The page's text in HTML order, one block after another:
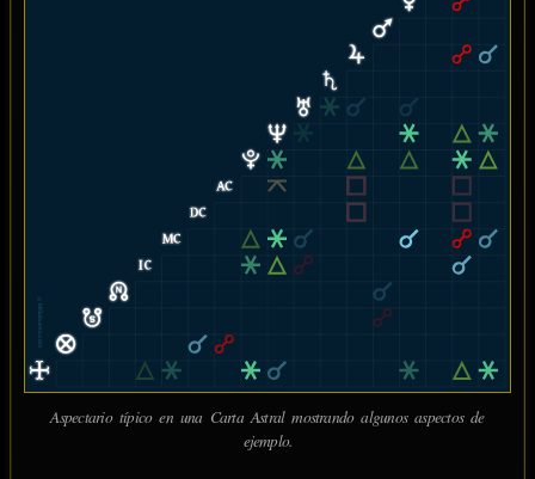
© MiSabueso.com
Aspectario típico en una Carta Astral mostrando algunos aspectos de
ejemplo.